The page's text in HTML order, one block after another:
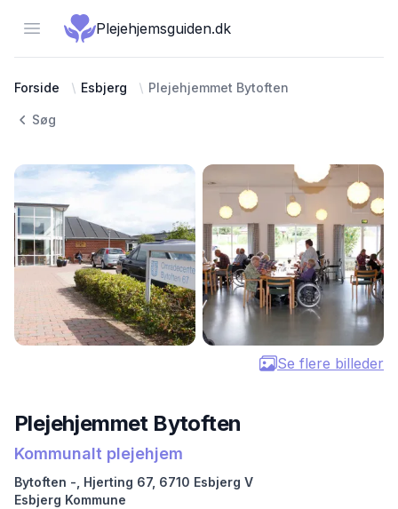
Open menuPlejehjemsguiden.dk
Forside Esbjerg Plejehjemmet Bytoften
Søg
Se flere billeder
Plejehjemmet Bytoften
Kommunalt plejehjem
Bytoften -, Hjerting 67, 6710 Esbjerg V
Esbjerg Kommune